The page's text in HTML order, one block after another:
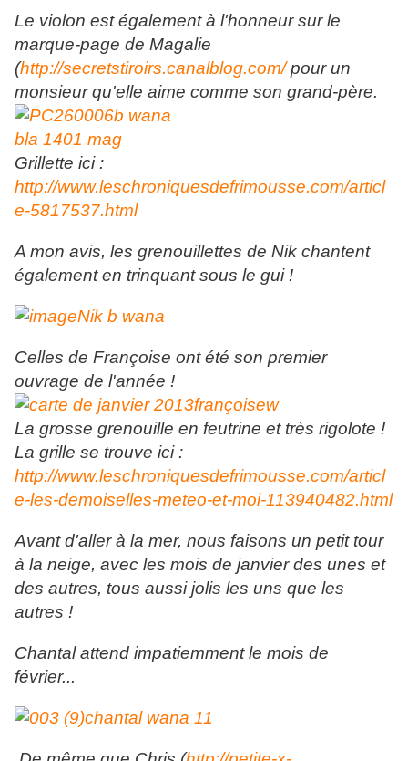
Le violon est également à l'honneur sur le
marque-page de Magalie
(http://secretstiroirs.canalblog.com/pour un
monsieur qu'elle aime comme son grand-père.
Grillette ici :
http://www.leschroniquesdefrimousse.com/articl
e-5817537.html
A mon avis, les grenouillettes de Nik chantent
également en trinquant sous le gui !
Celles de Françoise ont été son premier
ouvrage de l'année !
La grosse grenouille en feutrine et très rigolote !
La grille se trouve ici :
http://www.leschroniquesdefrimousse.com/articl
e-les-demoiselles-meteo-et-moi-113940482.html
Avant d'aller à la mer, nous faisons un petit tour
à la neige, avec les mois de janvier des unes et
des autres, tous aussi jolis les uns que les
autres !
Chantal attend impatiemment le mois de
février...